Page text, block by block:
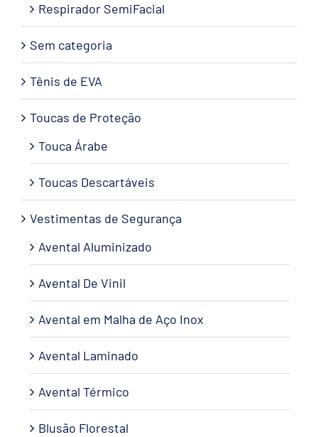
Respirador SemiFacial
Sem categoria
Tênis de EVA
Toucas de Proteção
Touca Árabe
Toucas Descartáveis
Vestimentas de Segurança
Avental Aluminizado
Avental De Vinil
Avental em Malha de Aço Inox
Avental Laminado
Avental Térmico
Blusão Florestal